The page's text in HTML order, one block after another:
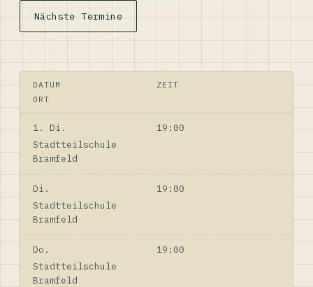
Nächste Termine
DATUM
ZEIT
ORT
1. Di.
19:00
Stadtteilschule
Bramfeld
Di.
19:00
Stadtteilschule
Bramfeld
Do.
19:00
Stadtteilschule
Bramfeld